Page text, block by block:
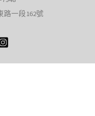
路一段162號